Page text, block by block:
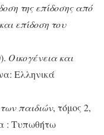
της επίδοσης από
επίδοση του
Οικογένεια και
Ελληνικά
παιδιών, τόμος 2,
: Τυπωθήτω